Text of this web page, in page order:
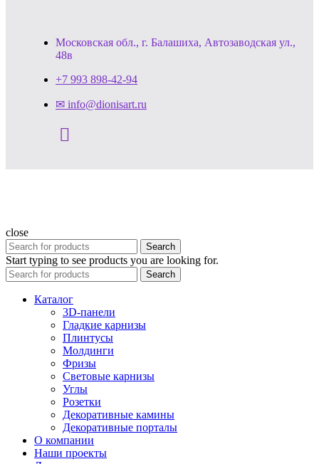
Московская обл., г. Балашиха, Автозаводская ул.,
48в
+7 993 898-42-94
✉ info@dionisart.ru
close
Search
Start typing to see products you are looking for.
Search
Каталог
3D-панели
Гладкие карнизы
Плинтусы
Молдинги
Фризы
Световые карнизы
Углы
Розетки
Декоративные камины
Декоративные порталы
О компании
Наши проекты